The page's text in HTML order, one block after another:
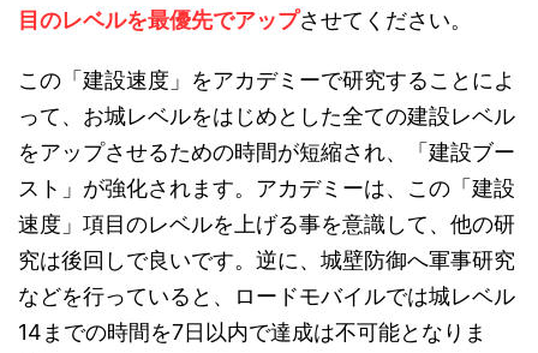
目のレベルを最優先でアップさせてください。
この「建設速度」をアカデミーで研究することによ
って、お城レベルをはじめとした全ての建設レベル
をアップさせるための時間が短縮され、「建設ブー
スト」が強化されます。アカデミーは、この「建設
速度」項目のレベルを上げる事を意識して、他の研
究は後回しで良いです。逆に、城壁防御へ軍事研究
などを行っていると、ロードモバイルでは城レベル
14までの時間を7日以内で達成は不可能となりま